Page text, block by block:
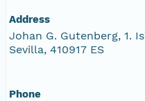
Address
Johan G. Gutenberg, 1.
Sevilla, 410917 ES
Phone